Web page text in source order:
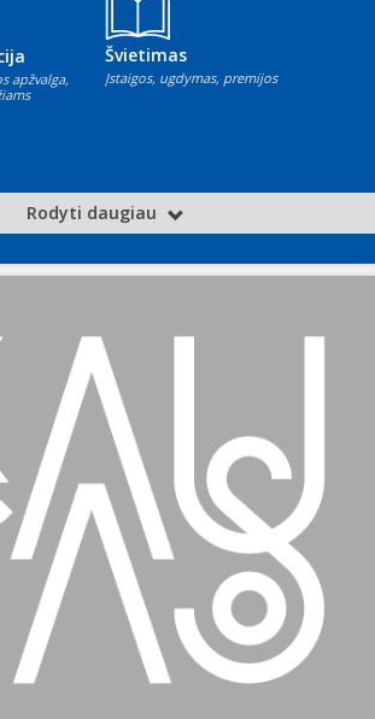
apžvalga,
Švietimas
Įstaigos, ugdymas, premijos
Rodyti daugiau